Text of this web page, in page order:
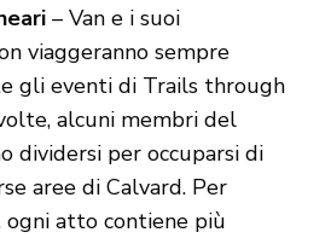
– Van e i suoi
viaggeranno sempre
gli eventi di Trails through
alcuni membri del
dividersi per occuparsi di
aree di Calvard. Per
atto contiene più